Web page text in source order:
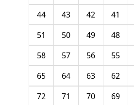
41
42
43
44
48
49
50
51
55
56
57
58
62
63
64
65
69
70
71
72